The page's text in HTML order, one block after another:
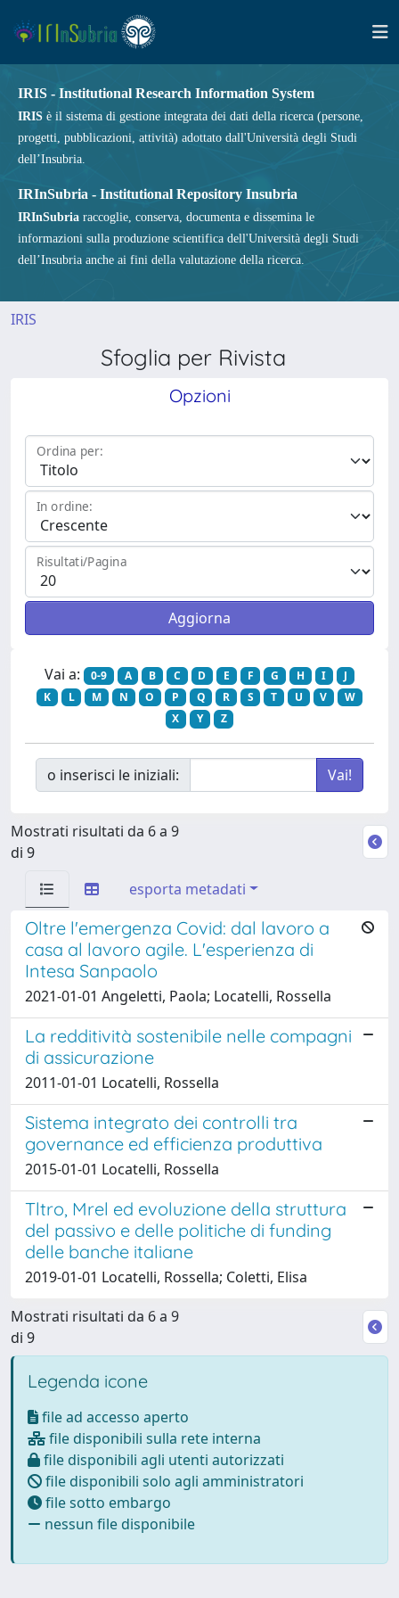
IRIS - Institutional Research Information System
IRIS è il sistema di gestione integrata dei dati della ricerca (persone,
progetti, pubblicazioni, attività) adottato dall'Università degli Studi
dell’Insubria.
IRInSubria - Institutional Repository Insubria
IRInSubria raccoglie, conserva, documenta e dissemina le
informazioni sulla produzione scientifica dell'Università degli Studi
dell’Insubria anche ai fini della valutazione della ricerca.
IRIS
Sfoglia per Rivista
Opzioni
Ordina per:
In ordine:
Risultati/Pagina
Vai a: 0-9 A B C D E F G H I
J
K
L M N O P Q R S T U V
W
X
Y Z
o inserisci le iniziali:
Mostrati risultati da 6 a 9
di 9
esporta metadati
Oltre l'emergenza Covid: dal lavoro a
casa al lavoro agile. L'esperienza di
Intesa Sanpaolo
2021-01-01 Angeletti, Paola; Locatelli, Rossella
La redditività sostenibile nelle compagni
di assicurazione
2011-01-01 Locatelli, Rossella
Sistema integrato dei controlli tra
governance ed efficienza produttiva
2015-01-01 Locatelli, Rossella
Tltro, Mrel ed evoluzione della struttura
del passivo e delle politiche di funding
delle banche italiane
2019-01-01 Locatelli, Rossella; Coletti, Elisa
Mostrati risultati da 6 a 9
di 9
Legenda icone
file ad accesso aperto
file disponibili sulla rete interna
file disponibili agli utenti autorizzati
file disponibili solo agli amministratori
file sotto embargo
nessun file disponibile